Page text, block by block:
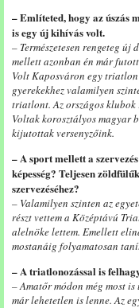
– Említeted, hogy az úszás
is egy új kihívás volt.
– Természetesen rengeteg új
mellett azonban én már
Volt Kaposváron egy
gyerekekhez valamilyen
triatlont. Az országos
Voltak korosztályos
kijutottak versenyzőink.
– A sport mellett a
képesség? Teljesen
szervezéséhez?
– Valamilyen szinten az
részt vettem a Középtávú
alelnöke lettem. Emellett
mostanáig folyamatosan
– A triatlonozással is
– Amatőr módon még most
már lehetetlen is lenne. Az